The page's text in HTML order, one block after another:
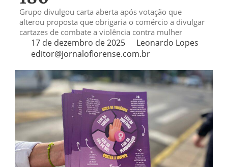
Grupo divulgou carta aberta após votação que
alterou proposta que obrigaria o comércio a divulgar
cartazes de combate a violência contra mulher
17 de dezembro de 2025
Leonardo Lopes
editor@jornaloflorense.com.br